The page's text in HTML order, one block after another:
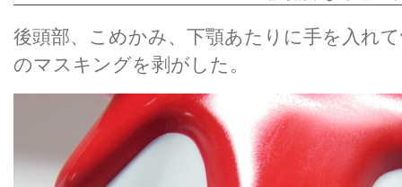
後頭部、こめかみ、下顎あたりに手を入れ
のマスキングを剥がした。